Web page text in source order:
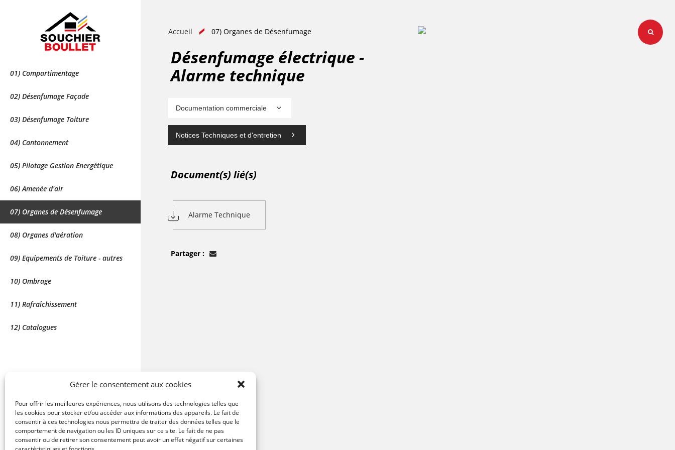
Gérer le consentement aux cookies
Pour offrir les meilleures expériences, nous utilisons des technologies telles que
les cookies pour stocker et/ou accéder aux informations des appareils. Le fait de
consentir à ces technologies nous permettra de traiter des données telles que le
comportement de navigation ou les ID uniques sur ce site. Le fait de ne pas
consentir ou de retirer son consentement peut avoir un effet négatif sur certaines
01) Compartimentage
02) Désenfumage Façade
03) Désenfumage Toiture
04) Cantonnement
05) Pilotage Gestion Energétique
06) Amenée d'air
07) Organes de Désenfumage
08) Organes d'aération
09) Equipements de Toiture - autres
10) Ombrage
11) Rafraîchissement
12) Catalogues
Accueil 07) Organes de Désenfumage
Désenfumage électrique -
Alarme technique
Documentation commerciale
Notices Techniques et d'entretien
Document(s) lié(s)
Alarme Technique
Partager :